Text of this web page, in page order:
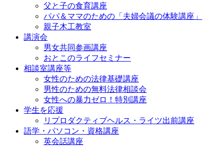
父と子の食育講座
パパ＆ママのための「夫婦会議の体験講座」
親子木工教室
講演会
男女共同参画講座
おとこのライフセミナー
相談室講座等
女性のための法律基礎講座
男性のための無料法律相談会
女性への暴力ゼロ！特別講座
学生を応援
リプロダクティブヘルス・ライツ出前講座
語学・パソコン・資格講座
英会話講座